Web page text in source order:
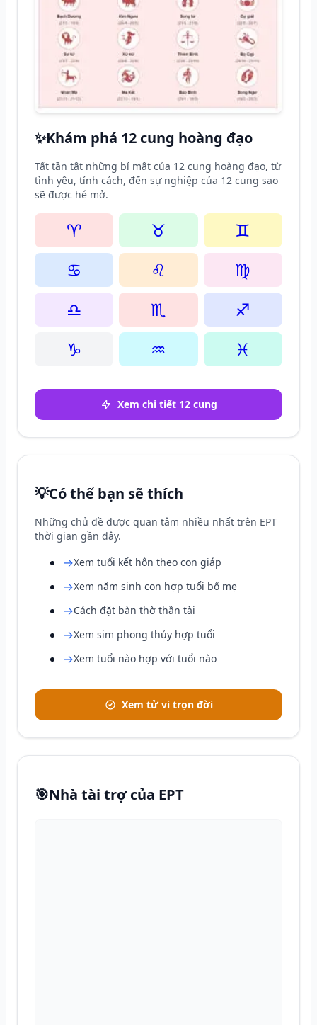
✨Khám phá 12 cung hoàng đạo
Tất tần tật những bí mật của 12 cung hoàng đạo, từ
tình yêu, tính cách, đến sự nghiệp của 12 cung sao
sẽ được hé mở.
♈ ♉
♊
♋
♌
♍
♎
♏
♐
♑
♒ ♓
Xem chi tiết 12 cung
💡Có thể bạn sẽ thích
Những chủ đề được quan tâm nhiều nhất trên EPT
thời gian gần đây.
→Xem tuổi kết hôn theo con giáp
→Xem năm sinh con hợp tuổi bố mẹ
→Cách đặt bàn thờ thần tài
→Xem sim phong thủy hợp tuổi
→Xem tuổi nào hợp với tuổi nào
Xem tử vi trọn đời
🎯Nhà tài trợ của EPT